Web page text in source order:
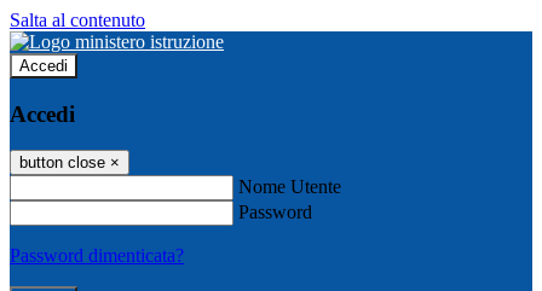
Salta al contenuto
Accedi
Accedi
button close ×
Nome Utente
Password
Password dimenticata?